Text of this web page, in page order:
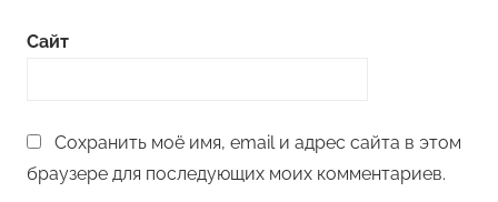
Сайт
Сохранить моё имя, email и адрес сайта в этом
браузере для последующих моих комментариев.